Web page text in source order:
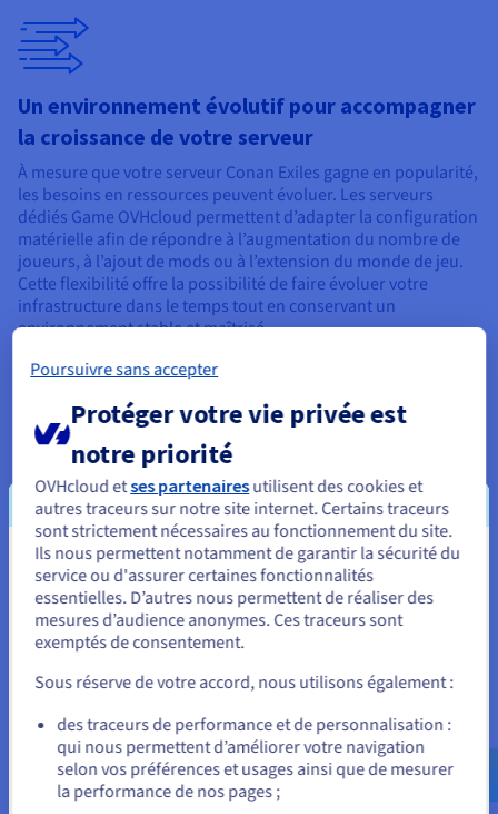
Une infrastructure pensée pour la disponibilité
et la fiabilité
OVHcloud conçoit et exploite l’intégralité de son
infrastructure, de la fabrication des serveurs à la gestion du
réseau. Cette maîtrise permet de proposer des serveurs
dédiés Game avec un haut niveau de disponibilité et une
bande passante adaptée aux usages du jeu en ligne. Les
communautés Conan Exiles bénéficient ainsi d’un
environnement fiable pour faire évoluer leur monde,
accueillir de nouveaux joueurs et préserver la continuité de
l’expérience de jeu.
Un environnement évolutif pour accompagner
la croissance de votre serveur
À mesure que votre serveur Conan Exiles gagne en popularité,
les besoins en ressources peuvent évoluer. Les serveurs
dédiés Game OVHcloud permettent d’adapter la configuration
matérielle afin de répondre à l’augmentation du nombre de
joueurs, à l’ajout de mods ou à l’extension du monde de jeu.
Cette flexibilité offre la possibilité de faire évoluer votre
infrastructure dans le temps tout en conservant un
environnement stable et maîtrisé.
Vous semblez être localisé en États-
Unis.
Pour commander, rendez-vous sur le site de votre pays (États-
Allez sur le site États-Unis
us.ovhcloud.com/
Anglais USD - $
ou
Poursuivre sans accepter
Protéger votre vie privée est
notre priorité
OVHcloud etses partenairesutilisent des cookies et
autres traceurs sur notre site internet. Certains traceurs
sont strictement nécessaires au fonctionnement du site.
Ils nous permettent notamment de garantir la sécurité du
service ou d'assurer certaines fonctionnalités
essentielles. D’autres nous permettent de réaliser des
mesures d’audience anonymes. Ces traceurs sont
exemptés de consentement.
Sous réserve de votre accord, nous utilisons également :
des traceurs de performance et de personnalisation :
qui nous permettent d’améliorer votre navigation
selon vos préférences et usages ainsi que de mesurer
la performance de nos pages ;